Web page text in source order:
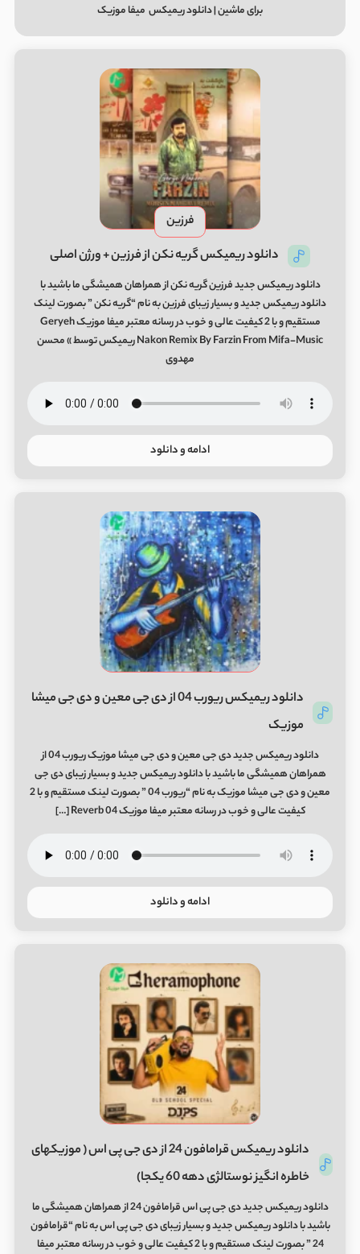
برای ماشین | دانلود ریمیکس میفا موزیک
فرزین
دانلود ریمیکس گریه نکن از فرزین + ورژن اصلی
دانلود ریمیکس جدید فرزین گریه نکن از همراهان همیشگی ما باشید با
دانلود ریمیکس جدید و بسیار زیبای فرزین به نام “گریه نکن ” بصورت لینک
مستقیم و با 2 کیفیت عالی و خوب در رسانه معتبر میفا موزیک Geryeh
Nakon Remix By Farzin From Mifa-Music ریمیکس توسط » محسن
مهدوی
ادامه و دانلود
دانلود ریمیکس ریورب 04 از دی جی معین و دی جی میشا
موزیک
دانلود ریمیکس جدید دی جی معین و دی جی میشا موزیک ریورب 04 از
همراهان همیشگی ما باشید با دانلود ریمیکس جدید و بسیار زیبای دی جی
معین و دی جی میشا موزیک به نام “ریورب 04 ” بصورت لینک مستقیم و با 2
کیفیت عالی و خوب در رسانه معتبر میفا موزیک Reverb 04 […]
ادامه و دانلود
دانلود ریمیکس قرامافون 24 از دی جی پی اس ( موزیکهای
خاطره انگیز نوستالژی دهه 60 یکجا)
دانلود ریمیکس جدید دی جی پی اس قرامافون 24 از همراهان همیشگی ما
باشید با دانلود ریمیکس جدید و بسیار زیبای دی جی پی اس به نام “قرامافون
24 ” بصورت لینک مستقیم و با 2 کیفیت عالی و خوب در رسانه معتبر میفا